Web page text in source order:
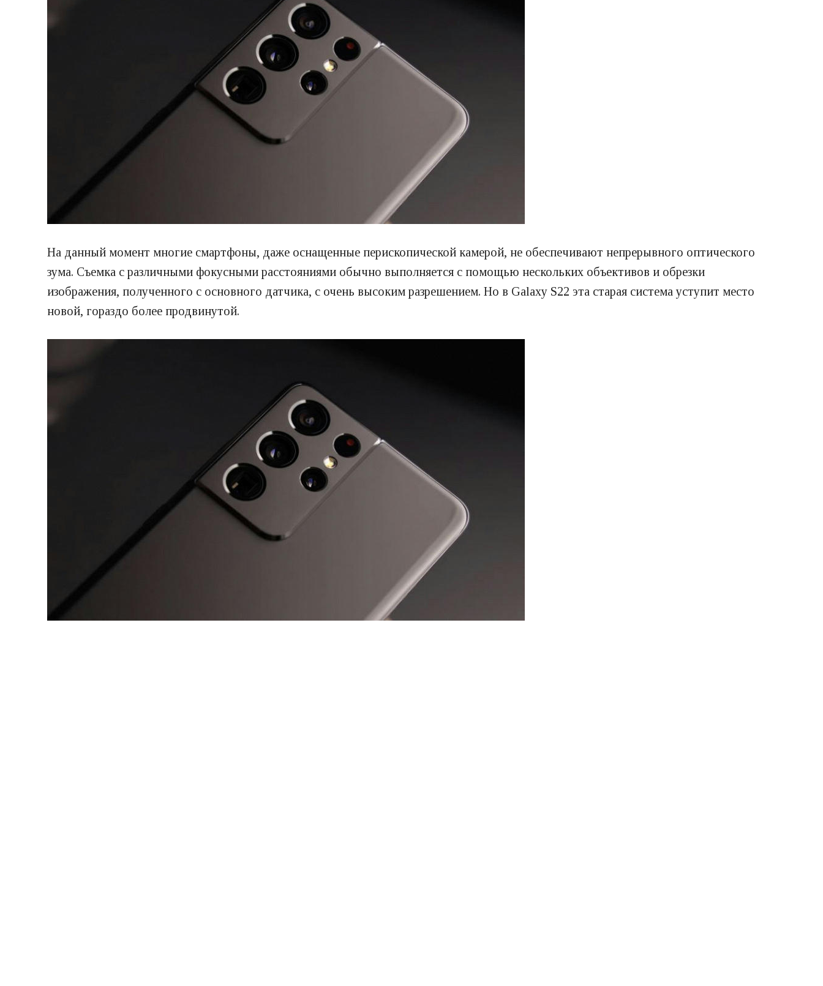
На данный момент многие смартфоны, даже оснащенные перископической камерой, не обеспечивают непрерывного оптического
зума. Съемка с различными фокусными расстояниями обычно выполняется с помощью нескольких объективов и обрезки
изображения, полученного с основного датчика, с очень высоким разрешением. Но в Galaxy S22 эта старая система уступит место
новой, гораздо более продвинутой.